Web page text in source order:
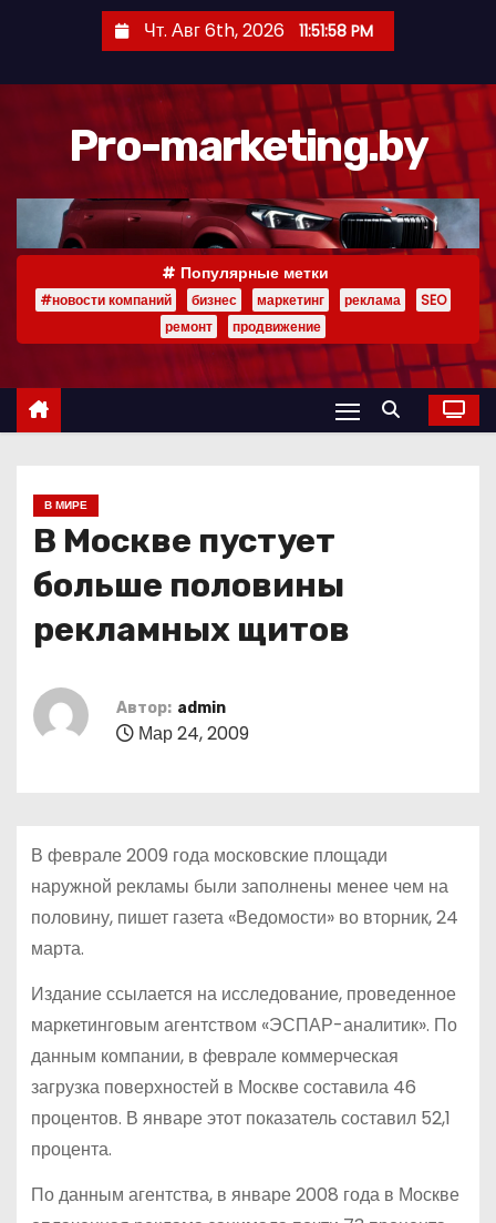
р
Чт. Авг 6th, 2026 11:51:59 PM
Pro-marketing.by
Популярные метки
#новости компаний бизнес маркетинг реклама
SEO
ремонт
продвижение
В МИРЕ
В Москве пустует
больше половины
рекламных щитов
Автор: admin
Мар 24, 2009
В феврале 2009 года московские площади
наружной рекламы были заполнены менее чем на
половину, пишет газета «Ведомости» во вторник, 24
марта.
Издание ссылается на исследование, проведенное
маркетинговым агентством «ЭСПАР-аналитик». По
данным компании, в феврале коммерческая
загрузка поверхностей в Москве составила 46
процентов. В январе этот показатель составил 52,1
процента.
По данным агентства, в январе 2008 года в Москве